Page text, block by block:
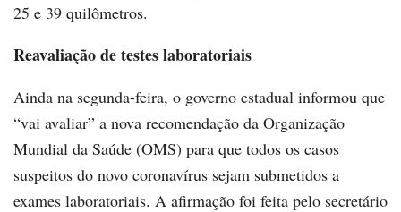
25 e 39 quilômetros.
Reavaliação de testes laboratoriais
Ainda na segunda-feira, o governo estadual informou que
“vai avaliar” a nova recomendação da Organização
Mundial da Saúde (OMS) para que todos os casos
suspeitos do novo coronavírus sejam submetidos a
exames laboratoriais. A afirmação foi feita pelo secretário